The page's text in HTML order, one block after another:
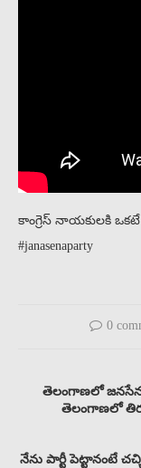
కాంగ్రెస్ నాయకులకి ఒకటే
#janasenaparty
0
తెలంగాణలో
తెలంగాణలో
నేను పార్టీ పెట్టానంటే